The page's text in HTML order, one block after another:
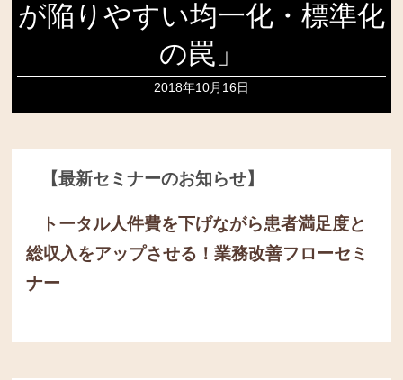
が陥りやすい均一化・標準化
の罠」
2018年10月16日
【最新セミナーのお知らせ】
トータル人件費を下げながら患者満足度と
総収入をアップさせる！業務改善フローセミ
ナー